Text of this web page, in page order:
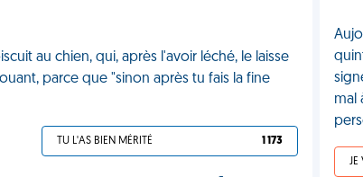
au chien, qui, après l'avoir léché, le laisse
parce que "sinon après tu fais la fine
TU L'AS BIEN MÉRITÉ 1 173
mal